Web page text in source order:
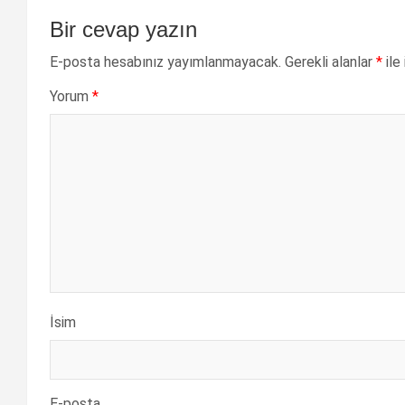
Bir cevap yazın
E-posta hesabınız yayımlanmayacak. Gerekli alanlar * ile
Yorum *
İsim